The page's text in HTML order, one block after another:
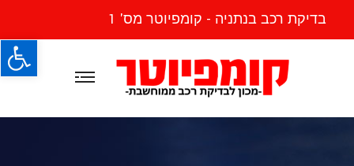
בדיקת רכב בנתניה - קומפיוטר מס' 1